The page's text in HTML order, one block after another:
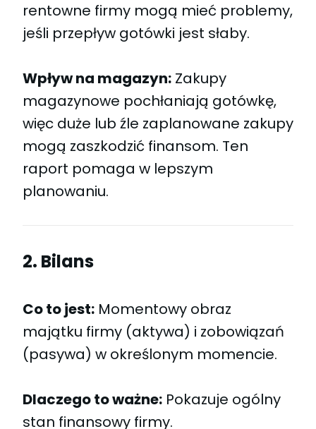
rentowne firmy mogą mieć problemy,
jeśli przepływ gotówki jest słaby.
Wpływ na magazyn: Zakupy
magazynowe pochłaniają gotówkę,
więc duże lub źle zaplanowane zakupy
mogą zaszkodzić finansom. Ten
raport pomaga w lepszym
planowaniu.
2. Bilans
Co to jest: Momentowy obraz
majątku firmy (aktywa) i zobowiązań
(pasywa) w określonym momencie.
Dlaczego to ważne: Pokazuje ogólny
stan finansowy firmy.